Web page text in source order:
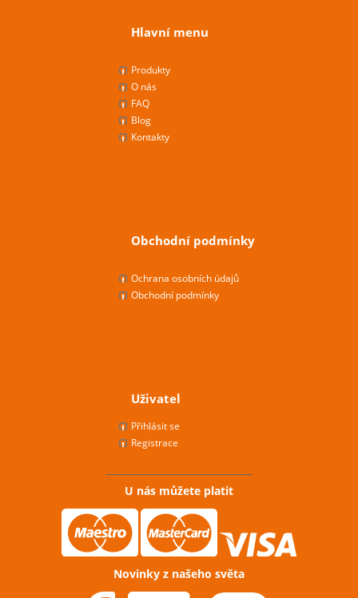
Hlavní menu
Produkty
O nás
FAQ
Blog
Kontakty
Obchodní podmínky
Ochrana osobních údajů
Obchodní podmínky
Uživatel
Přihlásit se
Registrace
U nás můžete platit
Novinky z našeho světa